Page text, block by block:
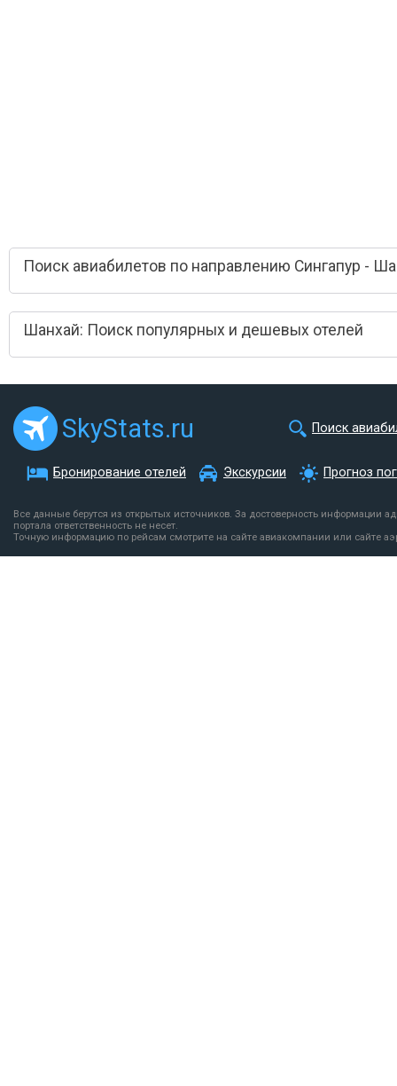
Поиск авиабилетов по направлению Сингапур -
Шанхай: Поиск популярных и дешевых отелей
SkyStats.ru Поиск
Бронирование отелей Экскурсии Прогноз
Все данные берутся из открытых источников. За достоверность информации
портала ответственность не несет.
Точную информацию по рейсам смотрите на сайте авиакомпании или сайте